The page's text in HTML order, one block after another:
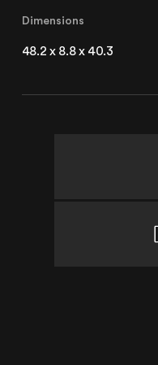
Le Touquet
62520 Le
Dimensions
48.2 x 8.8 x 40.3